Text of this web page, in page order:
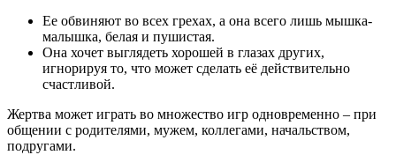
Ее обвиняют во всех грехах, а она всего лишь мышка-
малышка, белая и пушистая.
Она хочет выглядеть хорошей в глазах других,
игнорируя то, что может сделать её действительно
счастливой.
Жертва может играть во множество игр одновременно – при
общении с родителями, мужем, коллегами, начальством,
подругами.